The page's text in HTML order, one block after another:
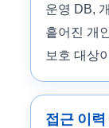
운영 DB,
흩어진 개
보호 대상
접근 이